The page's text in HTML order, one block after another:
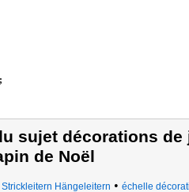
;
sujet décorations
de Noël
Hängeleitern • échelle